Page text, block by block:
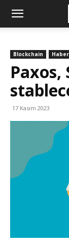
Blockchain
Blockchain Haber
Paxos,
17 Kasım 2023